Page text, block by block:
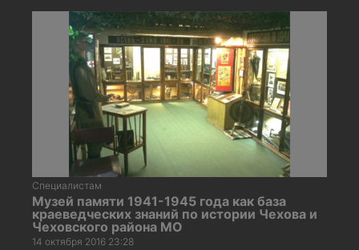
Специалистам
Музей памяти 1941-1945 года как база
краеведческих знаний по истории Чехова и
Чеховского района МО
14 октября 2016 23:28